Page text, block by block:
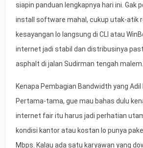
siapin panduan lengkapnya hari ini. Gak
install software mahal, cukup utak-atik
kesayangan lo langsung di CLI atau
internet jadi stabil dan distribusinya
asphalt di jalan Sudirman tengah malem.
Kenapa Pembagian Bandwidth yang
Pertama-tama, gue mau bahas dulu
internet fair itu harus jadi perhatian
kondisi kantor atau kostan lo punya
Mbps. Kalau ada satu karyawan yang